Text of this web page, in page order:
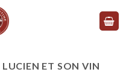
LUCIEN ET SON VIN